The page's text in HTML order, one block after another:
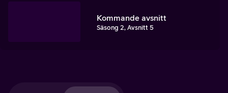
Kommande avsnitt
Säsong 2, Avsnitt 5